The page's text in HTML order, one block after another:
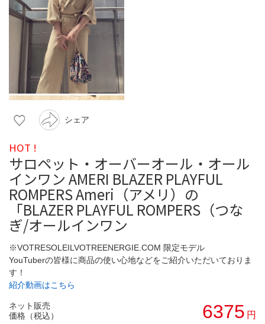
シェア
HOT !
サロペット・オーバーオール・オール
インワン AMERI BLAZER PLAYFUL
ROMPERS Ameri（アメリ）の
「BLAZER PLAYFUL ROMPERS（つな
ぎ/オールインワン
※VOTRESOLEILVOTREENERGIE.COM 限定モデル
YouTuberの皆様に商品の使い心地などをご紹介いただいておりま
す！
紹介動画はこちら
ネット販売
価格（税込）
6375 円